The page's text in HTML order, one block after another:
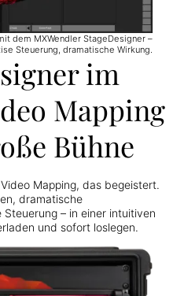
dem MXWendler StageDesigner –
Steuerung, dramatische Wirkung.
im
Mapping
Bühne
Mapping, das begeistert.
dramatische
– in einer intuitiven
und sofort loslegen.